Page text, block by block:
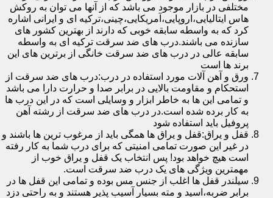
مختلفی در بازار موجود می باشد که از آنها می توان به روکش
هاس ایتالیایی،اروپایی،آمریکایی،چینی،ترکیه ای و ایرانی اشاره
کرد که به واسطه سابقه خوبی که دارند از بهترین کشور های
سازنده می باشند.درب های ضد سرقت ترکیه ای به واسطه
سابقه عالی در درب های ضد سرقت خانگی از برترین های این
برند ها است
ورق و آهن آلات مورد استفاده در درب:درب های ضد سرقت از
استحکام و مقاومت بالایی در برابر صدا و حرارت دارا می باشد
و تمامی این ها به خاطر ابزار و وسایلی است که در این درب ها
به کار برده شده است.در درب های ضد سرقت از رشته آهن
پروفیل باید استفاده شود
قفل و یراق:قفل و یراق ها همگی باید از مرغوب ترین ها باشند و
در غیر این صورت تمامی امنیتی که برای درب شما به کار رفته
است هیچ خواهد بود! پس انتخاب یک قفل و یراق خوب از
مهمترین ویژگی های یک درب ضد سرقت است.
سیلندر قفل ها اغلب از جنس مس بوده و تمامی این قفل ها در
برابر ضربه،اسید و مته بسیار آسیب پذیر هستند و به راحتی دزد